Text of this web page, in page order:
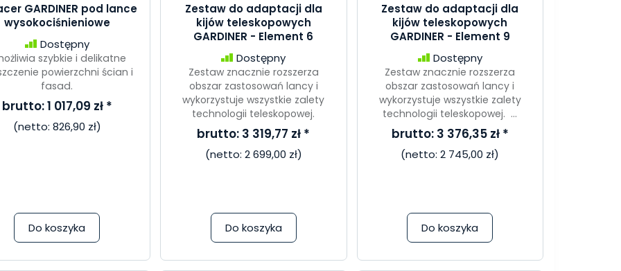
GARDINER pod lance
wysokociśnieniowe
Dostępny
szybkie i delikatne
powierzchni ścian i
fasad.
brutto:1 017,09 zł*
(netto: 826,90 zł)
Do koszyka
Zestaw do adaptacji dla
kijów teleskopowych
GARDINER - Element 6
Dostępny
Zestaw znacznie rozszerza
obszar zastosowań lancy i
wykorzystuje wszystkie zalety
technologii teleskopowej.
brutto: 3 319,77 zł *
(netto: 2 699,00 zł)
Do koszyka
Zestaw do adaptacji dla
kijów teleskopowych
GARDINER - Element 9
Dostępny
Zestaw znacznie rozszerza
obszar zastosowań lancy i
wykorzystuje wszystkie zalety
technologii teleskopowej. ...
brutto: 3 376,35 zł*
(netto:2 745,00 zł)
Do koszyka